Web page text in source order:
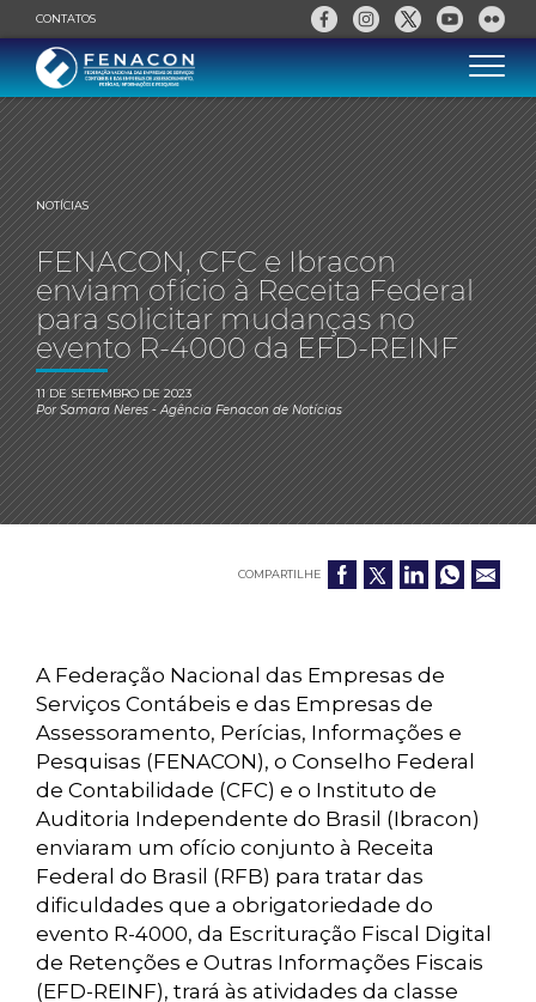
CONTATOS
NOTÍCIAS
FENACON, CFC e Ibracon
enviam ofício à Receita Federal
para solicitar mudanças no
evento R-4000 da EFD-REINF
11 DE SETEMBRO DE 2023
PorSamara Neres- Agência Fenacon de Notícias
COMPARTILHE
A Federação Nacional das Empresas de
Serviços Contábeis e das Empresas de
Assessoramento, Perícias, Informações e
Pesquisas (FENACON), o Conselho Federal
de Contabilidade (CFC) e o Instituto de
Auditoria Independente do Brasil (Ibracon)
enviaram um ofício conjunto à Receita
Federal do Brasil (RFB) para tratar das
dificuldades que a obrigatoriedade do
evento R-4000, da Escrituração Fiscal Digital
de Retenções e Outras Informações Fiscais
(EFD-REINF), trará às atividades da classe